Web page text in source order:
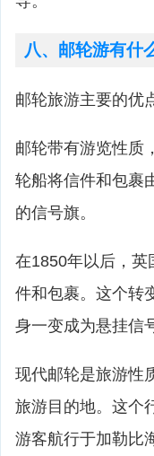
八、邮轮游有什
邮轮旅游主要的优
邮轮带有游览性质
轮船将信件和包裹
的信号旗。
在1850年以后，英
件和包裹。这个转
身一变成为悬挂信
现代邮轮是旅游性
旅游目的地。这个
游客航行于加勒比